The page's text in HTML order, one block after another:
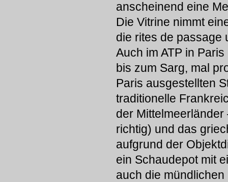
anscheinend eine
Die Vitrine nimmt
die rites de passage
Auch im ATP in
bis zum Sarg, mal
Paris ausgestellten
traditionelle
der
richtig) und das
aufgrund der
ein Schaudepot mit
auch die